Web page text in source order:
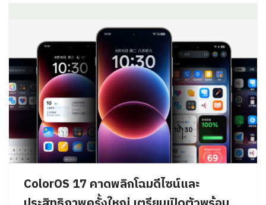
ColorOS 17 คาดพลิกโฉมดีไซน์และ